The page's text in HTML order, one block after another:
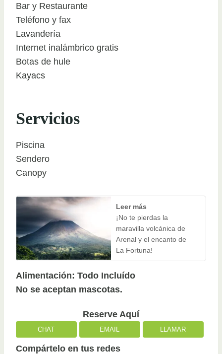
Bar y Restaurante
Teléfono y fax
Lavandería
Internet inalámbrico gratis
Botas de hule
Kayacs
Servicios
Piscina
Sendero
Canopy
Leer más
¡No te pierdas la
maravilla volcánica de
Arenal y el encanto de
La Fortuna!
Alimentación: Todo Incluído
No se aceptan mascotas.
Reserve Aquí
CHAT EMAIL LLAMAR
Compártelo en tus redes